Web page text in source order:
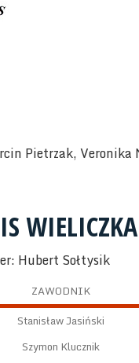
Pietrzak, Veronika
WIELICZKA
Hubert Sołtysik
ZAWODNIK
Stanisław Jasiński
Szymon Klucznik